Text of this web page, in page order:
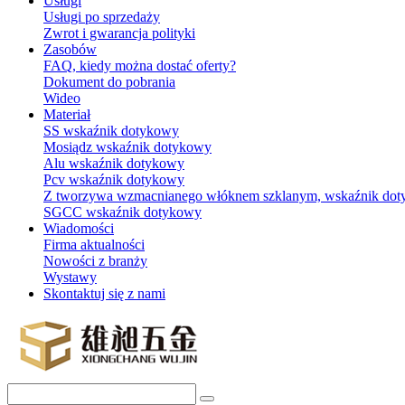
Usługi po sprzedaży
Zwrot i gwarancja polityki
Zasobów
FAQ, kiedy można dostać oferty?
Dokument do pobrania
Wideo
Materiał
SS wskaźnik dotykowy
Mosiądz wskaźnik dotykowy
Alu wskaźnik dotykowy
Pcv wskaźnik dotykowy
Z tworzywa wzmacnianego włóknem szklanym, wskaźnik
SGCC wskaźnik dotykowy
Wiadomości
Firma aktualności
Nowości z branży
Wystawy
Skontaktuj się z nami